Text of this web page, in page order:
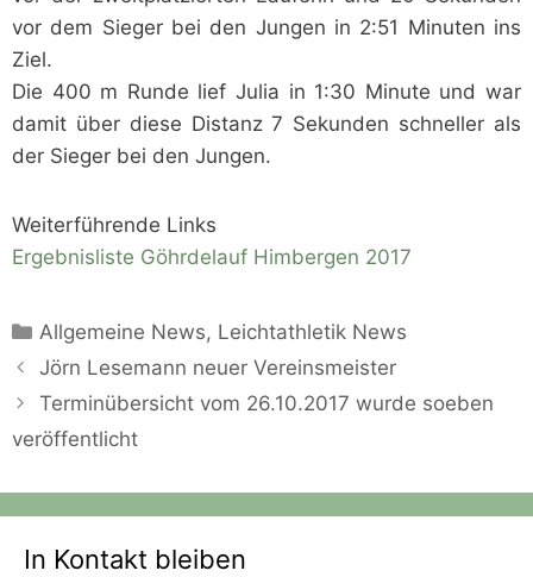
vor dem Sieger bei den Jungen in 2:51 Minuten ins
Ziel.
Die 400 m Runde lief Julia in 1:30 Minute und war
damit über diese Distanz 7 Sekunden schneller als
der Sieger bei den Jungen.
Weiterführende Links
Ergebnisliste Göhrdelauf Himbergen 2017
Kategorien
Allgemeine News, Leichtathletik News
Jörn Lesemann neuer Vereinsmeister
Terminübersicht vom 26.10.2017 wurde soeben
veröffentlicht
In Kontakt bleiben